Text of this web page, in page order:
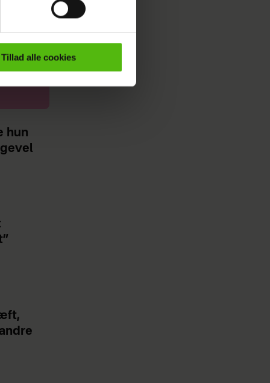
Vi indsamler data
Tillad alle cookies
hun